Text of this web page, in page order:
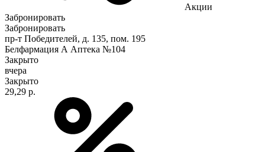
Акции
Забронировать
Забронировать
пр-т Победителей, д. 135, пом. 195
Белфармация А Аптека №104
Закрыто
вчера
Закрыто
29,29 р.